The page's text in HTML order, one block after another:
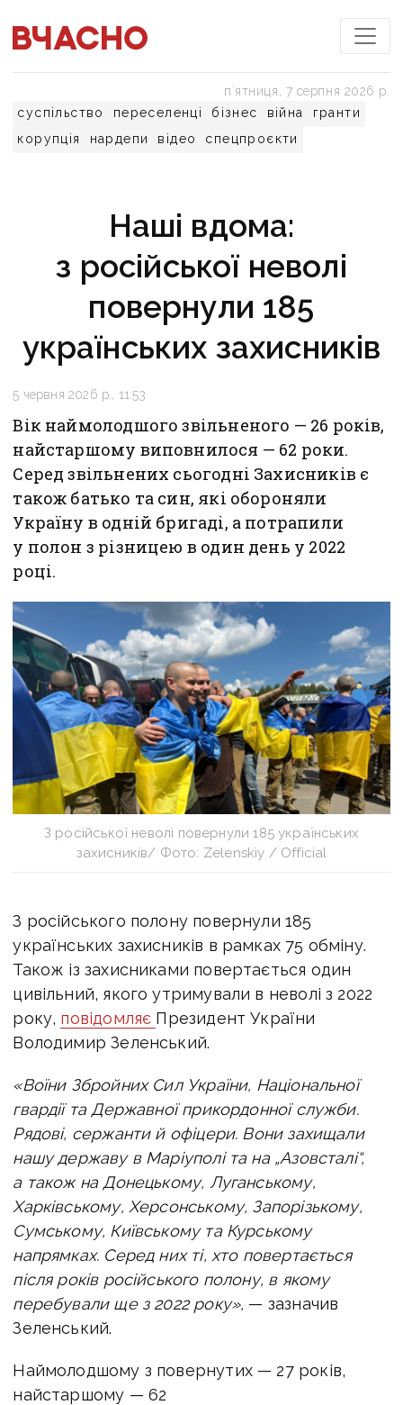
суспільство переселенці бізнес війна
гранти
корупція
нардепи відео спецпроєкти
пʼятниця, 7 серпня 2026 р.
Наші вдома:
з російської неволі
повернули 185
українських захисників
5 червня 2026 р., 11:53
Вік наймолодшого звільненого — 26 років,
найстаршому виповнилося — 62 роки.
Серед звільнених сьогодні Захисників є
також батько та син, які обороняли
Україну в одній бригаді, а потрапили
у полон з різницею в один день у 2022
році.
З російської неволі повернули 185 українських
захисників/ Фото: Zelenskiy / Official
З російського полону повернули 185
українських захисників в рамках 75 обміну.
Також із захисниками повертається один
цивільний, якого утримували в неволі з 2022
року, повідомляє Президент України
Володимир Зеленський.
«Воїни Збройних Сил України, Національної
гвардії та Державної прикордонної служби.
Рядові, сержанти й офіцери. Вони захищали
нашу державу в Маріуполі та на „Азовсталі“,
а також на Донецькому, Луганському,
Харківському, Херсонському, Запорізькому,
Сумському, Київському та Курському
напрямках. Серед них ті, хто повертається
після років російського полону, в якому
перебували ще з 2022 року», — зазначив
Зеленський.
Наймолодшому з повернутих — 27 років,
найстаршому — 62